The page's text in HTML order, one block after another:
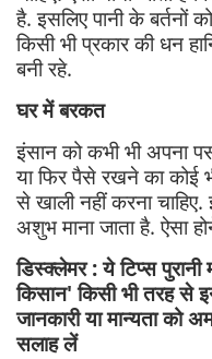
है. इसलिए पानी के बर्तनों
किसी भी प्रकार की धन
बनी रहे.
घर में बरकत
इंसान को कभी भी अपना
या फिर पैसे रखने का कोई
से खाली नहीं करना
अशुभ माना जाता है. ऐसा
डिस्क्लेमर : ये टिप्स
किसान' किसी भी तरह से
जानकारी या मान्यता को
सलाह लें